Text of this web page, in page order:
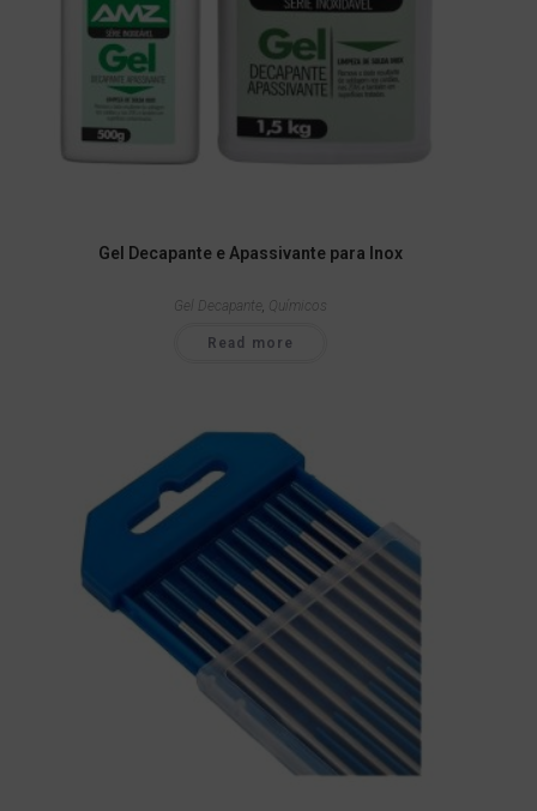
Gel Decapante e Apassivante para Inox
Gel Decapante, Químicos
Read more